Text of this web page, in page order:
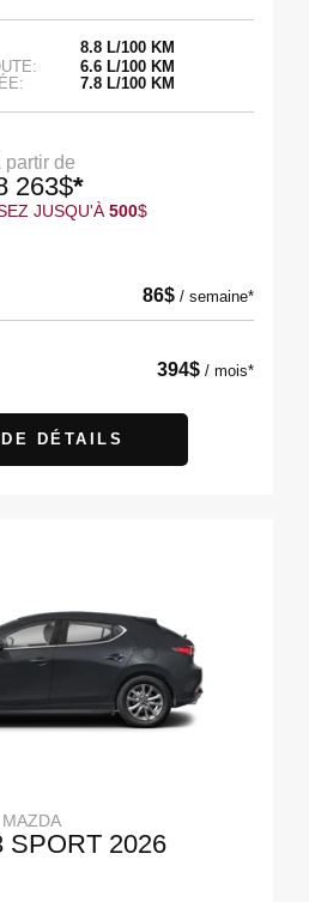
8.8 L/100 KM
6.6 L/100 KM
7.8 L/100 KM
partir de
263$*
JUSQU'À 500$
86$ / semaine*
394$ / mois*
DÉTAILS
MAZDA
SPORT 2026